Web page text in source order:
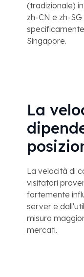
(tradizionale)
zh-CN e zh-
Singapore.
La
La velocità di
visitatori
fortemente
server e
misura
mercati.